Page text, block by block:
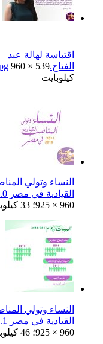
اقتباسة لهالة عبد
الفتاح.jpg
كيلوبايت
النساء وتولي
القيادية في مصر 0.jpg
925 × 960؛ 33 كيلوبايت
النساء وتولي
القيادية في مصر 1.jpg
925 × 960؛ 46 كيلوبايت